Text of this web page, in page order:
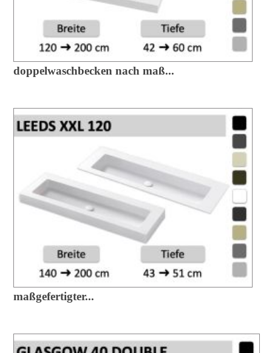
doppelwaschbecken nach maß...
maßgefertigter...